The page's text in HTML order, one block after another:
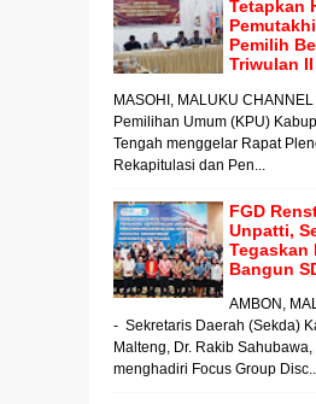
Tetapkan
Pemilih
Triwulan
MASOHI, MALUKU
Pemilihan Umum (KPU)
Tengah menggelar Rapat
Rekapitulasi dan Pen...
FGD
Unpatti,
Tegaskan
Bangun
AMBON,
- Sekretaris Daerah (Sekda)
Malteng, Dr. Rakib Sahubawa,
menghadiri Focus Group